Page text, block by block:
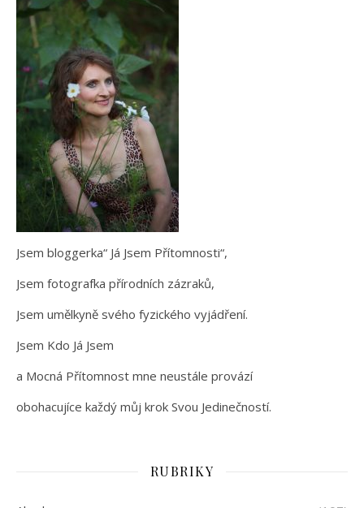
Jsem bloggerka“ Já Jsem Přítomnosti“,
Jsem fotografka přírodních zázraků,
Jsem umělkyně svého fyzického vyjádření.
Jsem Kdo Já Jsem
a Mocná Přítomnost mne neustále provází
obohacujíce každý můj krok Svou Jedinečností.
RUBRIKY